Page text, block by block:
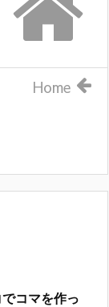
Home
コマを作っ